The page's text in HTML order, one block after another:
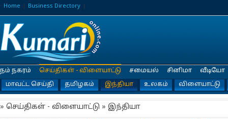
Home Business Directory
நம் நகரம்
செய்திகள் - விளையாட்டு
மாவட்ட செய்தி
தமிழகம் இந்தியா உலகம் விளையாட்டு
சமையல் சினிமா வீடியோ
» செய்திகள் - விளையாட்டு » இந்தியா